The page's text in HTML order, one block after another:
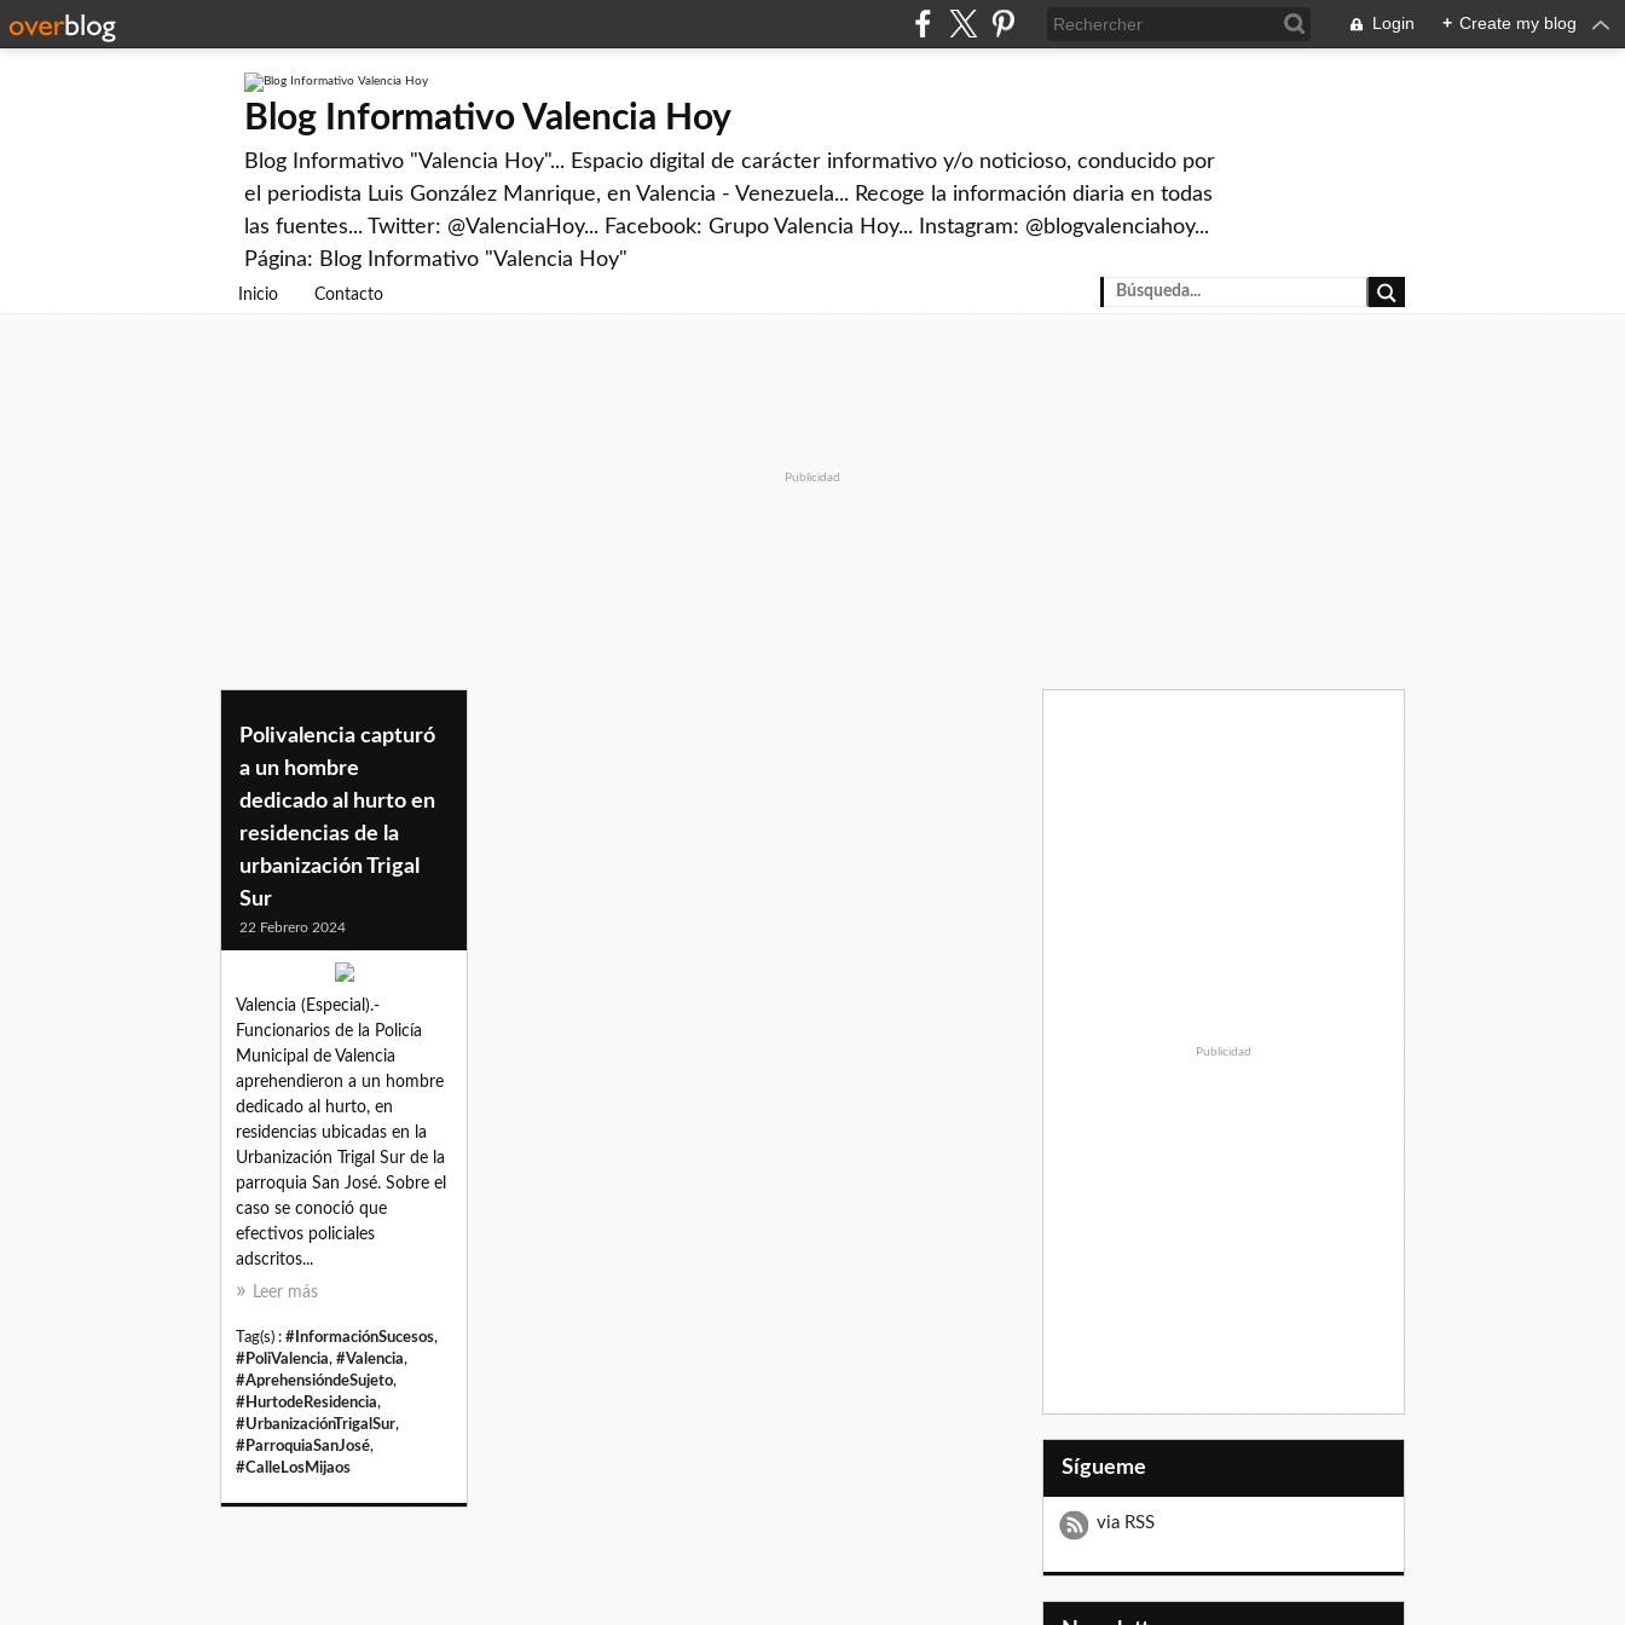
Login + Create my blog
Blog Informativo Valencia Hoy
Blog Informativo "Valencia Hoy"... Espacio digital de carácter informativo y/o noticioso, conducido por
el periodista Luis González Manrique, en Valencia - Venezuela... Recoge la información diaria en todas
las fuentes... Twitter: @ValenciaHoy... Facebook: Grupo Valencia Hoy... Instagram: @blogvalenciahoy...
Página: Blog Informativo "Valencia Hoy"
Inicio Contacto
Publicidad
hurtoderesidencia
Polivalencia capturó
a un hombre
dedicado al hurto en
residencias de la
urbanización Trigal
Sur
22 Febrero 2024
Valencia (Especial).-
Funcionarios de la Policía
Municipal de Valencia
aprehendieron a un hombre
dedicado al hurto, en
residencias ubicadas en la
Urbanización Trigal Sur de la
parroquia San José. Sobre el
caso se conoció que
efectivos policiales
adscritos...
Leer más
Tag(s) : #InformaciónSucesos,
#PoliValencia, #Valencia,
#AprehensióndeSujeto,
#HurtodeResidencia,
#UrbanizaciónTrigalSur,
#ParroquiaSanJosé,
#CalleLosMijaos
Publicidad
Sígueme
via RSS